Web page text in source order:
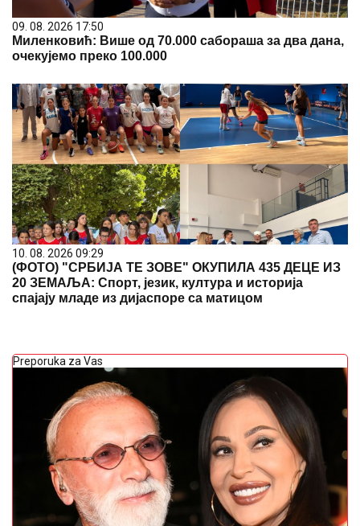
09. 08. 2026 17:50
Миленковић: Више од 70.000 сабораша за два дана,
очекујемо преко 100.000
10. 08. 2026 09:29
(ФОТО) "СРБИЈА ТЕ ЗОВЕ" ОКУПИЛА 435 ДЕЦЕ ИЗ
20 ЗЕМАЉА: Спорт, језик, култура и историја
спајају младе из дијаспоре са матицом
Preporuka za Vas